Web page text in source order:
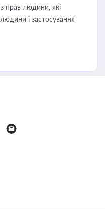
прав людини, які
і застосування